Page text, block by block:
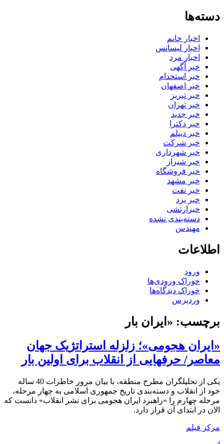
دسته‌ها
اخبار خانم
اخبار لیسانس
اخبار مرد
خبر آگهی
خبر استخدام
خبر اصفهان
خبر تبریز
خبر تهران
خبر جدید
خبر دکترا
خبر دیپلم
خبر شرکت
خبر شهرداری
خبر شیراز
خبر فروشگاه
خبر مشهد
خبر نفت
خبر یزد
خبرارتشی
دسته‌بندی نشده
مهندس
اطلاعات
ورود
خوراک ورودی‌ها
خوراک دیدگاه‌ها
وردپرس
برچسب: «ایران بار
«ایران هجومی»؛ زلزله استراتژیک جهان
معاصر/ حرفهایی از انقلاب برای اولین بار
یکی از تحلیلگران مطرح منطقه، با بیان مرور خاطرات 40 ساله
خود از انقلاب و دسته‌بندی تاریخ جمهوری اسلامی به چهار مرحله،
مرحله چهارم را «راهبرد ایران هجومی برای نشر انقلاب» دانست که
الان در ابتدای آن قرار دارد.
مرکز فیلم